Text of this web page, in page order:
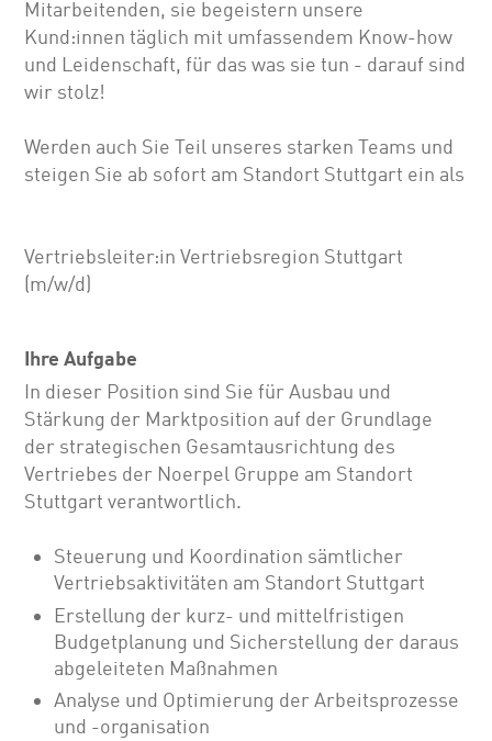
Mitarbeitenden, sie begeistern unsere
Kund:innen täglich mit umfassendem Know-how
und Leidenschaft, für das was sie tun - darauf sind
wir stolz!
Werden auch Sie Teil unseres starken Teams und
steigen Sie ab sofort am Standort Stuttgart ein als
Vertriebsleiter:in Vertriebsregion Stuttgart
(m/w/d)
Ihre Aufgabe
In dieser Position sind Sie für Ausbau und
Stärkung der Marktposition auf der Grundlage
der strategischen Gesamtausrichtung des
Vertriebes der Noerpel Gruppe am Standort
Stuttgart verantwortlich.
Steuerung und Koordination sämtlicher
Vertriebsaktivitäten am Standort Stuttgart
Erstellung der kurz- und mittelfristigen
Budgetplanung und Sicherstellung der daraus
abgeleiteten Maßnahmen
Analyse und Optimierung der Arbeitsprozesse
und -organisation